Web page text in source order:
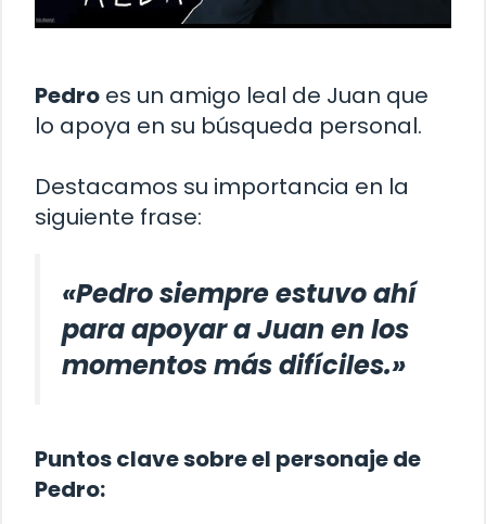
Pedro es un amigo leal de Juan que
lo apoya en su búsqueda personal.
Destacamos su importancia en la
siguiente frase:
«Pedro siempre estuvo ahí
para apoyar a Juan en los
momentos más difíciles.»
Puntos clave sobre el personaje de
Pedro: